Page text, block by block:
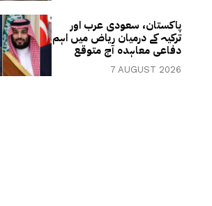
پاکستان، سعودی عرب اور
ترکیہ کے درمیان ریاض میں اہم
دفاعی معاہدہ آج متوقع
7 AUGUST 2026